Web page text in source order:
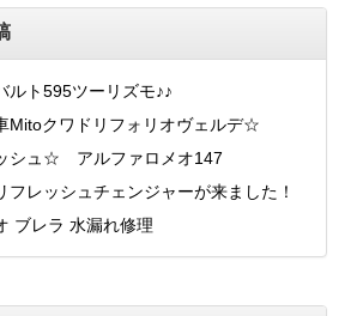
ト595ツーリズモ♪♪
Mitoクワドリフォリオヴェルデ☆
シュ☆ アルファロメオ147
フレッシュチェンジャーが来ました！
ブレラ 水漏れ修理